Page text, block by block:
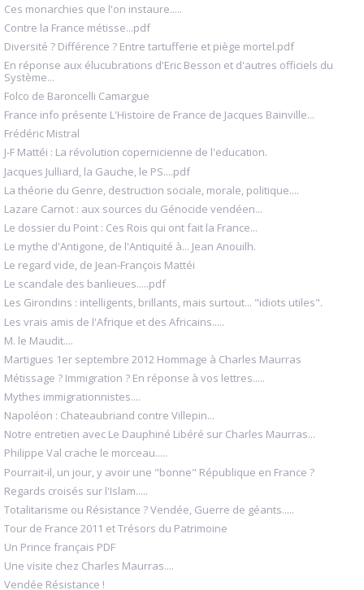
Ces monarchies que l'on instaure.....
Contre la France métisse...pdf
Diversité ? Différence ? Entre tartufferie et piège mortel.pdf
En réponse aux élucubrations d'Eric Besson et d'autres officiels du
Système...
Folco de Baroncelli Camargue
France info présente L'Histoire de France de Jacques Bainville...
Frédéric Mistral
J-F Mattéi : La révolution copernicienne de l'education.
Jacques Julliard, la Gauche, le PS....pdf
La théorie du Genre, destruction sociale, morale, politique....
Lazare Carnot : aux sources du Génocide vendéen...
Le dossier du Point : Ces Rois qui ont fait la France...
Le mythe d'Antigone, de l'Antiquité à... Jean Anouilh.
Le regard vide, de Jean-François Mattéi
Le scandale des banlieues.....pdf
Les Girondins : intelligents, brillants, mais surtout... "idiots utiles".
Les vrais amis de l'Afrique et des Africains.....
M. le Maudit....
Martigues 1er septembre 2012 Hommage à Charles Maurras
Métissage ? Immigration ? En réponse à vos lettres.....
Mythes immigrationnistes....
Napoléon : Chateaubriand contre Villepin...
Notre entretien avec Le Dauphiné Libéré sur Charles Maurras...
Philippe Val crache le morceau.....
Pourrait-il, un jour, y avoir une "bonne" République en France ?
Regards croisés sur l'Islam.....
Totalitarisme ou Résistance ? Vendée, Guerre de géants.....
Tour de France 2011 et Trésors du Patrimoine
Un Prince français PDF
Une visite chez Charles Maurras....
Vendée Résistance !